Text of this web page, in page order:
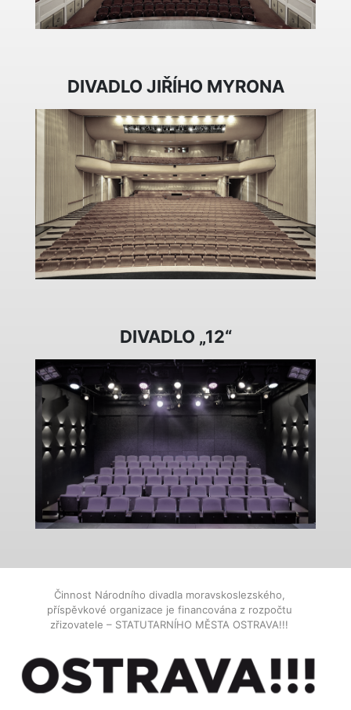
DIVADLO JIŘÍHO MYRONA
DIVADLO „12“
Činnost Národního divadla moravskoslezského,
příspěvkové organizace je financována z rozpočtu
zřizovatele – STATUTARNÍHO MĚSTA OSTRAVA!!!